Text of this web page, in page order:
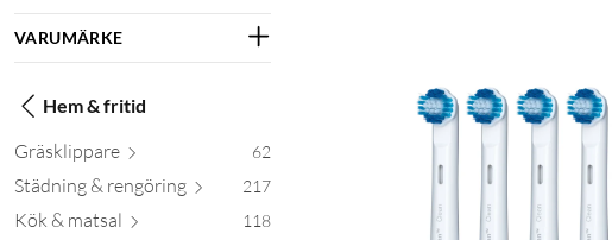
VARUMÄRKE
Hem & fritid
Gräsklippare 62
Städning & rengöring 217
Kök & matsal 118